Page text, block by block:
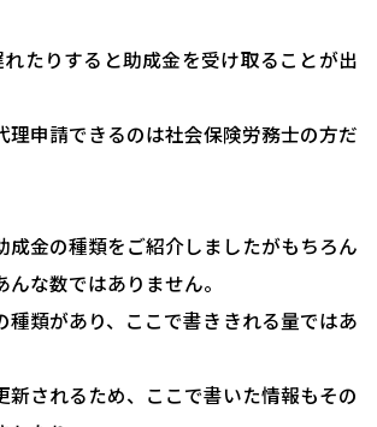
たりすると助成金を受け取ることが出
理申請できるのは社会保険労務士の方だ
成金の種類をご紹介しましたがもちろん
な数ではありません。
種類があり、ここで書ききれる量ではあ
新されるため、ここで書いた情報もその